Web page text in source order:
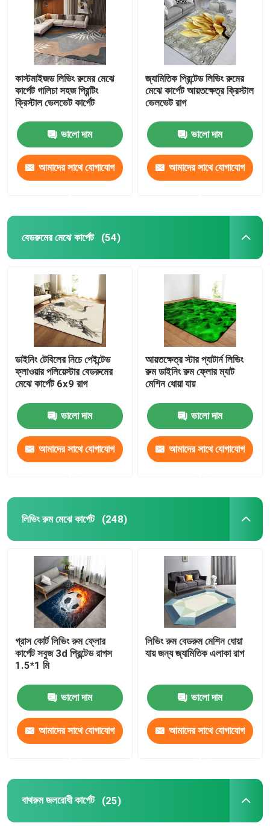
পণ্য
আমাদের সম্পর্কে
কারখানা ভ্রমণ
মান নিয়ন্ত্রণ
উদ্ধৃতির জন্য আবেদন
মেঝে কার্পেট পাটি
বেডরুমের মেঝে কার্পেট
লিভিং রুম মেঝে কার্পেট
কাস্টমাইজড লিভিং রুমের মেঝে
কার্পেট গালিচা সহজ প্রিন্টিং
ক্রিস্টাল ভেলভেট কার্পেট
ভালো দাম
আমাদের সাথে যোগাযোগ
জ্যামিতিক প্রিন্টেড লিভিং রুমের
মেঝে কার্পেট আয়তক্ষেত্র ক্রিস্টাল
ভেলভেট রাগ
ভালো দাম
আমাদের সাথে যোগাযোগ
বেডরুমের মেঝে কার্পেট (54)
ডাইনিং টেবিলের নিচে পেইন্টেড
ফ্লাওয়ার পলিয়েস্টার বেডরুমের
মেঝে কার্পেট 6x9 রাগ
ভালো দাম
আমাদের সাথে যোগাযোগ
আয়তক্ষেত্র স্টার প্যাটার্ন লিভিং
রুম ডাইনিং রুম ফ্লোর ম্যাট
মেশিন ধোয়া যায়
ভালো দাম
আমাদের সাথে যোগাযোগ
লিভিং রুম মেঝে কার্পেট (248)
গ্রাস কোর্ট লিভিং রুম ফ্লোর
কার্পেট সবুজ 3d প্রিন্টেড রাগস
1.5*1 মি
ভালো দাম
আমাদের সাথে যোগাযোগ
লিভিং রুম বেডরুম মেশিন ধোয়া
যায় জন্য জ্যামিতিক এলাকা রাগ
ভালো দাম
আমাদের সাথে যোগাযোগ
বাথরুম জলরোধী কার্পেট (25)